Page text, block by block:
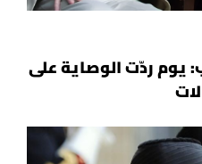
ننسى... 7 آب: يوم ردّت الوصاية على